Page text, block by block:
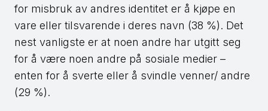
for misbruk av andres identitet er å kjøpe en
vare eller tilsvarende i deres navn (38 %). Det
nest vanligste er at noen andre har utgitt seg
for å være noen andre på sosiale medier –
enten for å sverte eller å svindle venner/ andre
(29 %).